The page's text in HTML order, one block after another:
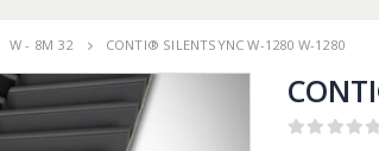
W - 8M 32 CONTI® SILENTSYNC W-1280 W-1280